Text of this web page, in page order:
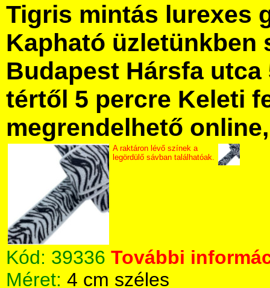
Tigris mintás lurexes
Kapható üzletünkben
Budapest Hársfa utca
tértől 5 percre Keleti
megrendelhető
A raktáron lévő színek a
legördülő sávban találhatóak.
Kód: 39336 További
Méret: 4 cm széles